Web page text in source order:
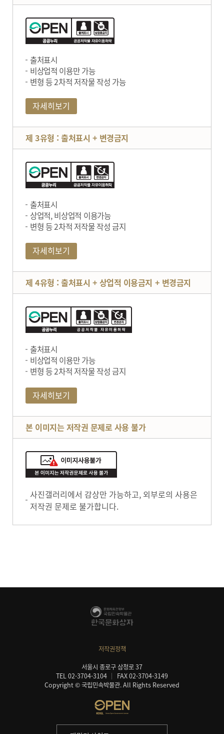
출처표시
비상업적 이용만 가능
변형 등 2차적 저작물 작성 가능
자세히보기
제 3유형 : 출처표시 + 변경금지
출처표시
상업적, 비상업적 이용가능
변형 등 2차적 저작물 작성 금지
자세히보기
제 4유형 : 출처표시 + 상업적 이용금지 + 변경금지
출처표시
비상업적 이용만 가능
변형 등 2차적 저작물 작성 금지
자세히보기
본 이미지는 저작권 문제로 사용 불가
사진갤러리에서 감상만 가능하고, 외부로의 사용은
저작권 문제로 불가합니다.
저작권정책
서울시 종로구 삼청로 37
TEL 02-3704-3104
FAX 02-3704-3149
Copyright © 국립민속박물관. All Rights Reserved